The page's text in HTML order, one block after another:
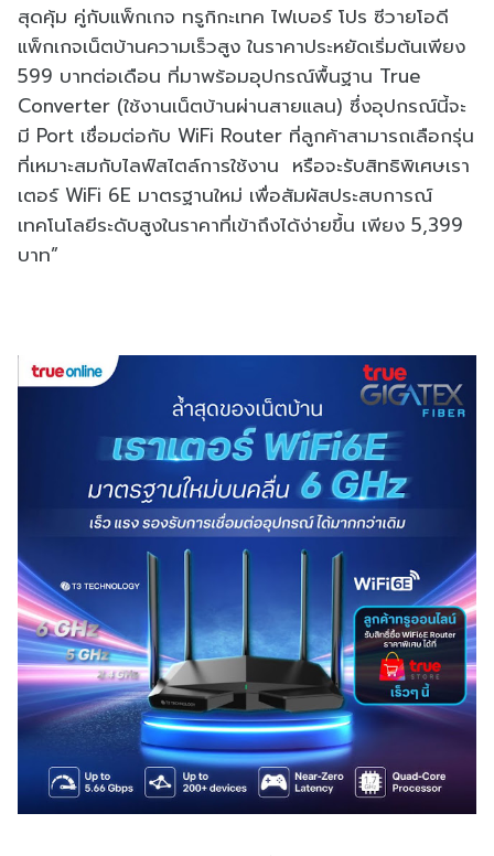
สุดคุ้ม คู่กับแพ็กเกจ ทรูกิกะเทค ไฟเบอร์ โปร ซีวายโอดี
แพ็กเกจเน็ตบ้านความเร็วสูง ในราคาประหยัดเริ่มต้นเพียง
599 บาทต่อเดือน ที่มาพร้อมอุปกรณ์พื้นฐาน True
Converter (ใช้งานเน็ตบ้านผ่านสายแลน) ซึ่งอุปกรณ์นี้จะ
มี Port เชื่อมต่อกับ WiFi Router ที่ลูกค้าสามารถเลือกรุ่น
ที่เหมาะสมกับไลฟ์สไตล์การใช้งาน หรือจะรับสิทธิพิเศษเรา
เตอร์ WiFi 6E มาตรฐานใหม่ เพื่อสัมผัสประสบการณ์
เทคโนโลยีระดับสูงในราคาที่เข้าถึงได้ง่ายขึ้น เพียง 5,399
บาท”